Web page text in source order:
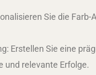
Sie die
Erstellen Sie eine
und relevante Erfolge.